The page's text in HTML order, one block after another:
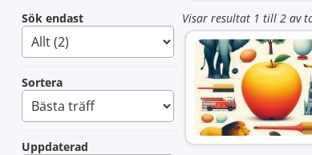
Sök endast
Sortera
Uppdaterad
Visar resultat 1 till 2 av